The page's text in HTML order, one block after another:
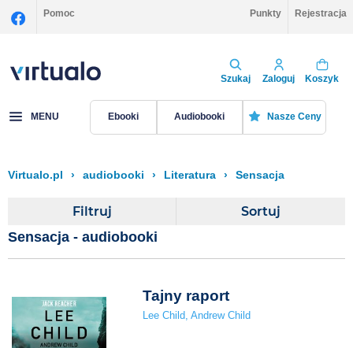
Pomoc Punkty Rejestracja
Szukaj Zaloguj Koszyk
MENU Ebooki Audiobooki Nasze Ceny
Virtualo.pl › audiobooki › Literatura › Sensacja
Filtruj Sortuj
Sensacja - audiobooki
Tajny raport
Lee Child ,Andrew Child